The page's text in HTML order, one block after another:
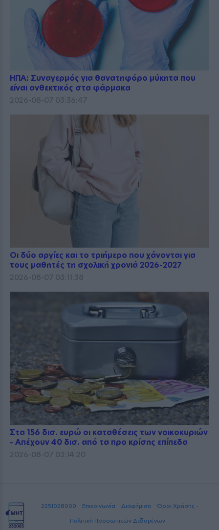
ΗΠΑ: Συναγερμός για θανατηφόρο μύκητα που
είναι ανθεκτικός στα φάρμακα
2026-08-07 03:36:47
Οι δύο αργίες και το τριήμερο που χάνονται για
τους μαθητές τη σχολική χρονιά 2026-2027
2026-08-07 03:11:38
Στα 156 δισ. ευρώ οι καταθέσεις των νοικοκυριών
- Απέχουν 40 δισ. από τα προ κρίσης επίπεδα
2026-08-07 03:14:20
2251028000 Επικοινωνία Διαφήμιση
Όροι Χρήσης -
Πολιτική Προσωπικών Δεδομένων